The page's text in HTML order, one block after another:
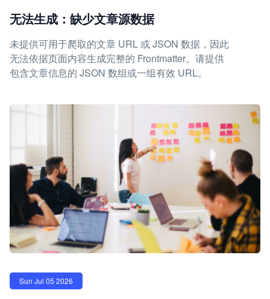
无法生成：缺少文章源数据
未提供可用于爬取的文章 URL 或 JSON 数据，因此
无法依据页面内容生成完整的 Frontmatter。请提供
包含文章信息的 JSON 数组或一组有效 URL。
Sun Jul 05 2026